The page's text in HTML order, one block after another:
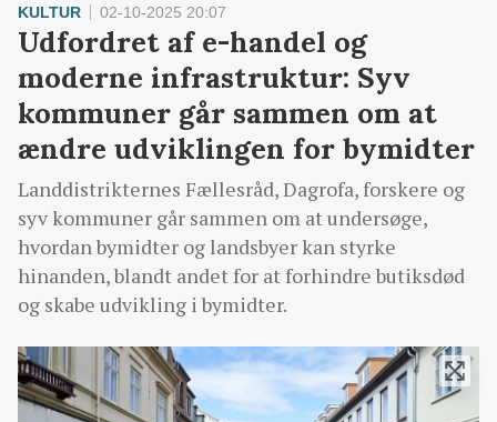
KULTUR 02-10-2025 20:07
Udfordret af e-handel og
moderne infrastruktur: Syv
kommuner går sammen om at
ændre udviklingen for bymidter
Landdistrikternes Fællesråd, Dagrofa, forskere og
syv kommuner går sammen om at undersøge,
hvordan bymidter og landsbyer kan styrke
hinanden, blandt andet for at forhindre butiksdød
og skabe udvikling i bymidter.